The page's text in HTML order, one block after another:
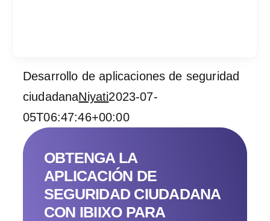
Services
Contratar
Desarrollo de aplicaciones de seguridad
ciudadanaNiyati2023-07-
05T06:47:46+00:00
OBTENGA LA
APLICACIÓN DE
SEGURIDAD CIUDADANA
CON IBIIXO PARA